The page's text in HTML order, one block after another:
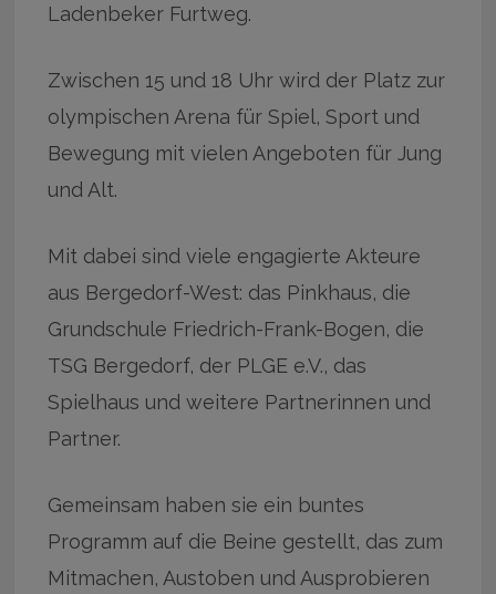
Ladenbeker Furtweg.
Zwischen 15 und 18 Uhr wird der Platz zur
olympischen Arena für Spiel, Sport und
Bewegung mit vielen Angeboten für Jung
und Alt.
Mit dabei sind viele engagierte Akteure
aus Bergedorf-West: das Pinkhaus, die
Grundschule Friedrich-Frank-Bogen, die
TSG Bergedorf, der PLGE e.V., das
Spielhaus und weitere Partnerinnen und
Partner.
Gemeinsam haben sie ein buntes
Programm auf die Beine gestellt, das zum
Mitmachen, Austoben und Ausprobieren